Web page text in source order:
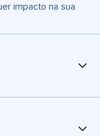
impacto na sua